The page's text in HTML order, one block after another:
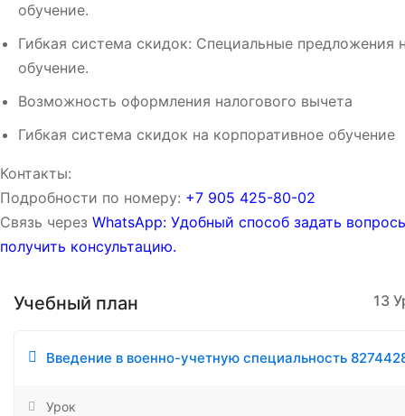
обучение.
Гибкая система скидок: Специальные предложения
обучение.
Возможность оформления налогового вычета
Гибкая система скидок на корпоративное обучение
Контакты:
Подробности по номеру: ‪‪+7 905 425-80-02‬‬
Связь через WhatsApp: Удобный способ задать
получить консультацию.
Учебный план 13
Введение в военно-учетную специальность
Урок